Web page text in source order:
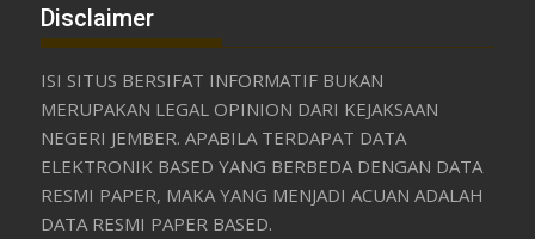
Disclaimer
ISI SITUS BERSIFAT INFORMATIF BUKAN
MERUPAKAN LEGAL OPINION DARI KEJAKSAAN
NEGERI JEMBER. APABILA TERDAPAT DATA
ELEKTRONIK BASED YANG BERBEDA DENGAN DATA
RESMI PAPER, MAKA YANG MENJADI ACUAN ADALAH
DATA RESMI PAPER BASED.